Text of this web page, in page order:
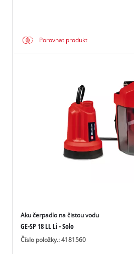
Porovnat produkt
Aku čerpadlo na čistou vodu
GE-SP 18 LL Li - Solo
Číslo položky.: 4181560